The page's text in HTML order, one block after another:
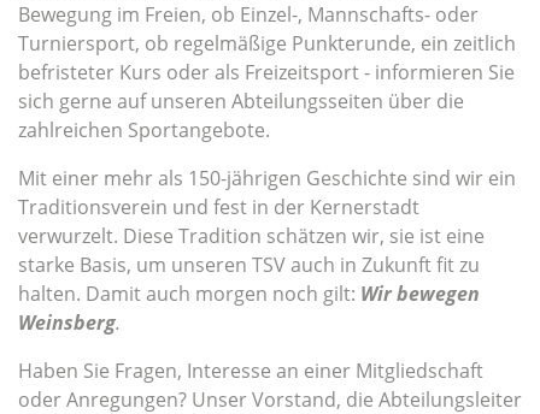
Bewegung im Freien, ob Einzel-, Mannschafts- oder
Turniersport, ob regelmäßige Punkterunde, ein zeitlich
befristeter Kurs oder als Freizeitsport - informieren Sie
sich gerne auf unseren Abteilungsseiten über die
zahlreichen Sportangebote.
Mit einer mehr als 150-jährigen Geschichte sind wir ein
Traditionsverein und fest in der Kernerstadt
verwurzelt. Diese Tradition schätzen wir, sie ist eine
starke Basis, um unseren TSV auch in Zukunft fit zu
halten. Damit auch morgen noch gilt: Wir bewegen
Weinsberg.
Haben Sie Fragen, Interesse an einer Mitgliedschaft
oder Anregungen? Unser Vorstand, die Abteilungsleiter